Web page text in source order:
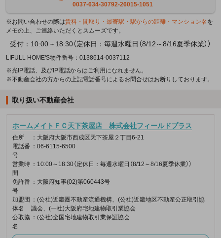
0037-634-30792-26015-1051
※お問い合わせの際は賃料・間取り・最寄駅・駅からの距離・マンション名 を
メモの上、ご連絡いただくとスムーズです。
受付：10:00～18:30（定休日：毎週水曜日（8/12～8/16夏季休業））
LIFULL HOME'S物件番号：0138614-0037112
※光IP電話、及びIP電話からはご利用になれません。
※不動産会社の方からの上記電話番号によるお問合せはお断りしております。
取り扱い不動産会社
ホームメイトＦＣ天下茶屋店 株式会社フィールドプラス
住所
：大阪府大阪市西成区天下茶屋２丁目6-21
電話番
号
：06-6115-6500
営業時
間
：10:00～18:30（定休日：毎週水曜日（8/12～8/16夏季休業））
免許番
号
：大阪府知事(02)第060443号
加盟団
体名
：(公社)近畿圏不動産流通機構、(公社)近畿地区不動産公正取引協
議会、(一社)大阪府宅地建物取引業協会
公取協
名
：(公社)全国宅地建物取引業保証協会